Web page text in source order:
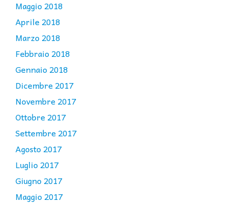
Maggio 2018
Aprile 2018
Marzo 2018
Febbraio 2018
Gennaio 2018
Dicembre 2017
Novembre 2017
Ottobre 2017
Settembre 2017
Agosto 2017
Luglio 2017
Giugno 2017
Maggio 2017